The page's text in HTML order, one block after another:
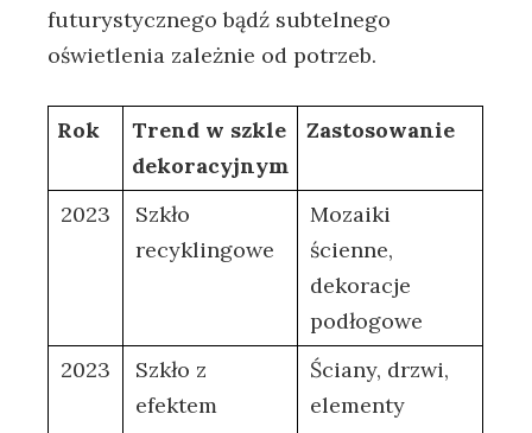
futurystycznego bądź ⁣subtelnego
oświetlenia zależnie‍ od potrzeb.
Rok
Trend w ‍szkle
dekoracyjnym
Zastosowanie
2023
Szkło
recyklingowe
Mozaiki
ścienne,
dekoracje
podłogowe
2023
Szkło z
⁣efektem
Ściany,​ drzwi,⁤
elementy